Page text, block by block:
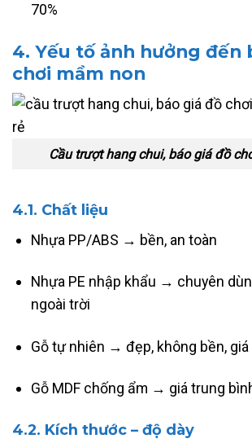
70%
4. Yếu tố ảnh hưởng đến
chơi mầm non
Cầu trượt hang chui, báo giá đồ
4.1. Chất liệu
Nhựa PP/ABS → bền, an toàn
Nhựa PE nhập khẩu → chuyên
ngoài trời
Gỗ tự nhiên → đẹp, không bền, giá
Gỗ MDF chống ẩm → giá trung
4.2. Kích thước – độ dày